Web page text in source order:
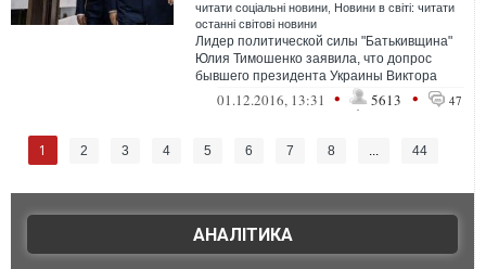
читати соціальні новини Новини в світі: читати
останні світові новини
Лидер политической силы "Батькивщина"
Юлия Тимошенко заявила, что допрос
бывшего президента Украины Виктора
Януковича по делу Майдана в качестве
01.12.2016, 13:31 • 5613 • 47
1 2 3 4 5 6 7 8 ... 44
АНАЛІТИКА